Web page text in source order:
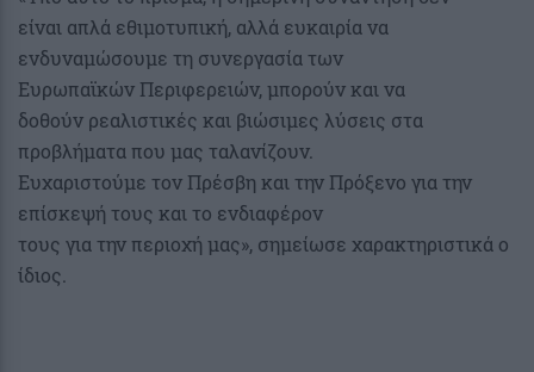
είναι απλά εθιμοτυπική, αλλά ευκαιρία να
ενδυναμώσουμε τη συνεργασία των
Ευρωπαϊκών Περιφερειών, μπορούν και να
δοθούν ρεαλιστικές και βιώσιμες λύσεις στα
προβλήματα που μας ταλανίζουν.
Ευχαριστούμε τον Πρέσβη και την Πρόξενο για την
επίσκεψή τους και το ενδιαφέρον
τους για την περιοχή μας», σημείωσε χαρακτηριστικά ο
ίδιος.